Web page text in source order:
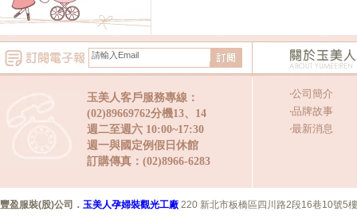
玉美人客戶服務專線：
(02)89669762分機13、14
週二至週六 10:00~17:30
週一與國定例假日休館
訂購傳真：(02)8966-6283
‧公司簡介
‧品牌故事
‧最新消息
豐盈服裝(股)公司 ． 玉美人孕婦裝觀光工廠 220 新北市板橋區四川路2段16巷10號